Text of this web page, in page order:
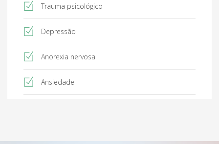
Trauma psicológico
Depressão
Anorexia nervosa
Ansiedade